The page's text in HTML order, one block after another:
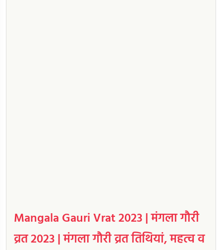
Mangala Gauri Vrat 2023 | मंगला गौरी
व्रत 2023 | मंगला गौरी व्रत तिथियां, महत्व व